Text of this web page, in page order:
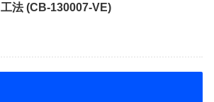
工法 (CB-130007-VE)